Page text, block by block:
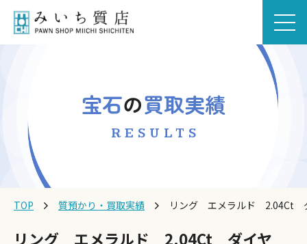
宝石の買取実績
RESULTS
TOP 質預かり・買取実績 リング エメラルド 2.04Ct
リング エメラルド 2.04Ct ダイヤ